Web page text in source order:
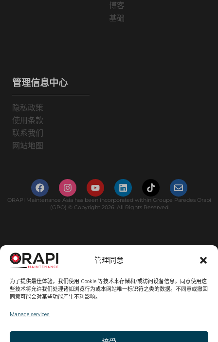
管理同意
为了提供最佳体验，我们使用 Cookie 等技术来存储和/或访问设备信息。同意使用这
些技术将允许我们处理诸如浏览行为或本网站唯一标识符之类的数据。不同意或撤回
同意可能会对某些功能产生不利影响。
Manage services
博客
基础
管理信息中心
隐私政策
使用条款
联系我们
网站地图
ORAPI Maintenance Asia has been incorporated within Groupe Paredes Orapi
(GPO) © Copyright 2026. All Rights Reserved